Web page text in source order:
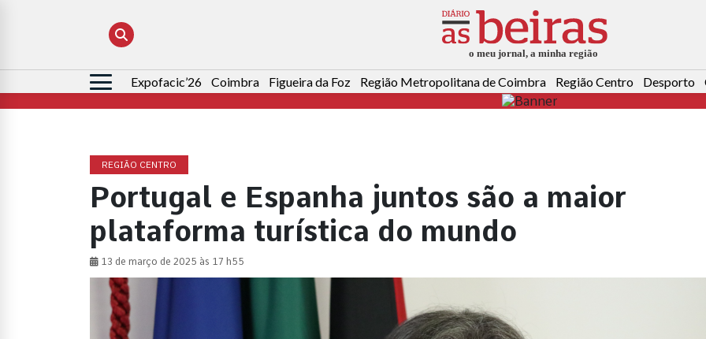
Pesquisar
por:
Expofacic’26 Coimbra Figueira da Foz Região Metropolitana de Coimbra Região Centro Desporto
REGIÃO CENTRO
Portugal e Espanha juntos são a maior
plataforma turística do mundo
13 de março de 2025 às 17 h55